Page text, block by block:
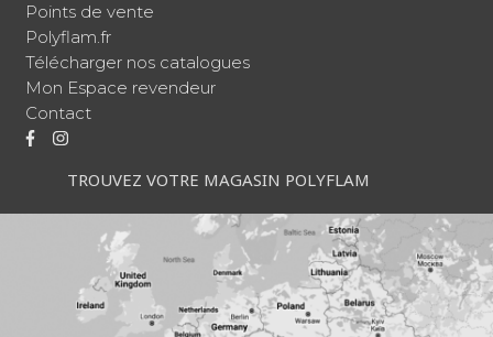
Points de vente
Polyflam.fr
Télécharger nos catalogues
Mon Espace revendeur
Contact
TROUVEZ VOTRE MAGASIN POLYFLAM